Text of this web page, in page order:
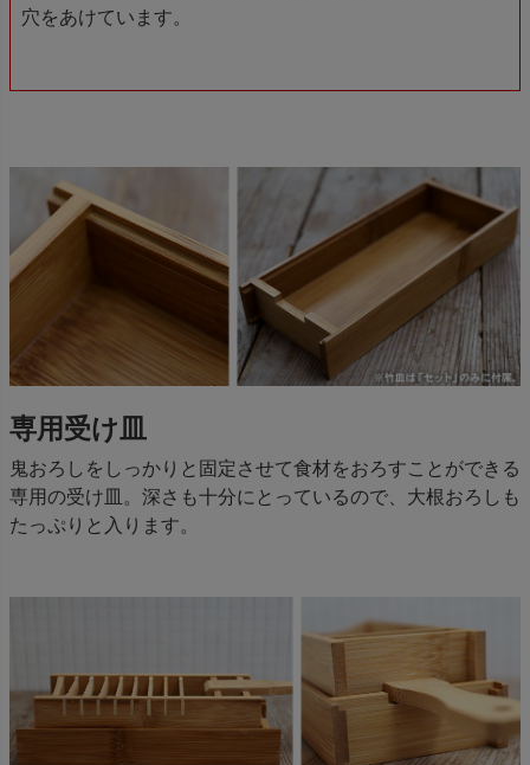
穴をあけています。
専用受け皿
鬼おろしをしっかりと固定させて食材をおろすことができる
専用の受け皿。深さも十分にとっているので、大根おろしも
たっぷりと入ります。